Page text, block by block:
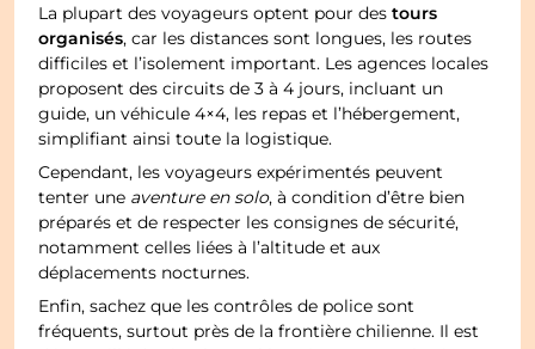
La plupart des voyageurs optent pour destours
organisés, car les distances sont longues, les routes
difficiles et l’isolement important. Les agences locales
proposent des circuits de 3 à 4 jours, incluant un
guide, un véhicule 4×4, les repas et l’hébergement,
simplifiant ainsi toute la logistique.
Cependant, les voyageurs expérimentés peuvent
tenter une aventure en solo, à condition d’être bien
préparés et de respecter les consignes de sécurité,
notamment celles liées à l’altitude et aux
déplacements nocturnes.
Enfin, sachez que les contrôles de police sont
fréquents, surtout près de la frontière chilienne. Il est